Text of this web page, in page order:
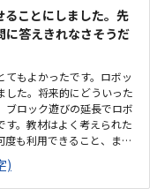
ことにしました。先
に答えきれなさそうだ
もよかったです。ロボッ
した。将来的にどういった
ブロック遊びの延長でロボ
す。教材はよく考えられた
も利用できること、また
うのは安心です。自転車
転車で五分圏内なのでい
ていないように感じまし
)